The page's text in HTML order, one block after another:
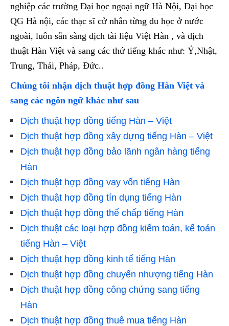
nghiệp các trường Đại học ngoại ngữ Hà Nội, Đại học
QG Hà nội, các thạc sĩ cử nhân từng du học ở nước
ngoài, luôn sẵn sàng dịch tài liệu Việt Hàn , và dịch
thuật Hàn Việt và sang các thứ tiếng khác như: Ý,Nhật,
Trung, Thái, Pháp, Đức..
Chúng tôi nhận dịch thuật hợp đồng Hàn Việt và
sang các ngôn ngữ khác như sau
Dịch thuật hợp đồng tiếng Hàn – Việt
Dịch thuật hợp đồng xây dựng tiếng Hàn – Việt
Dịch thuật hợp đồng bảo lãnh ngân hàng tiếng
Hàn
Dịch thuật hợp đồng vay vốn tiếng Hàn
Dịch thuật hợp đồng tín dụng tiếng Hàn
Dịch thuật hợp đồng thế chấp tiếng Hàn
Dịch thuật các loại hợp đồng kiểm toán, kế toán
tiếng Hàn – Việt
Dịch thuật hợp đồng kinh tế tiếng Hàn
Dịch thuật hợp đồng chuyển nhượng tiếng Hàn
Dịch thuật hợp đồng công chứng sang tiếng
Hàn
Dịch thuật hợp đồng thuê mua tiếng Hàn